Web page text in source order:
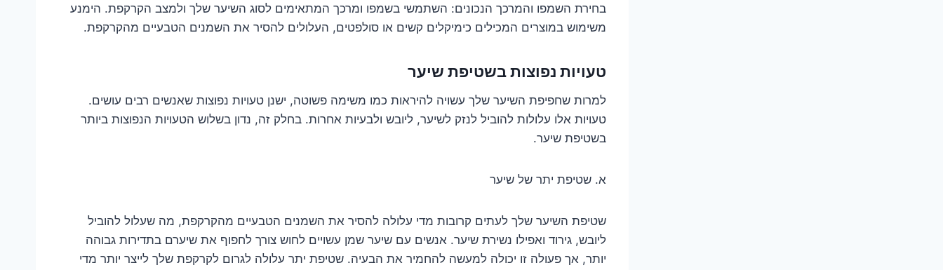
בחירת השמפו והמרכך הנכונים: השתמשי בשמפו ומרכך המתאימים לסוג השיער שלך ולמצב הקרקפת. הימנע
משימוש במוצרים המכילים כימיקלים קשים או סולפטים, העלולים להסיר את השמנים הטבעיים מהקרקפת.
טעויות נפוצות בשטיפת שיער
למרות שחפיפת השיער שלך עשויה להיראות כמו משימה פשוטה, ישנן טעויות נפוצות שאנשים רבים עושים.
טעויות אלו עלולות להוביל לנזק לשיער, ליובש ולבעיות אחרות. בחלק זה, נדון בשלוש הטעויות הנפוצות ביותר
בשטיפת שיער.
א. שטיפת יתר של שיער
שטיפת השיער שלך לעתים קרובות מדי עלולה להסיר את השמנים הטבעיים מהקרקפת, מה שעלול להוביל
ליובש, גירוד ואפילו נשירת שיער. אנשים עם שיער שמן עשויים לחוש צורך לחפוף את שיערם בתדירות גבוהה
יותר, אך פעולה זו יכולה למעשה להחמיר את הבעיה. שטיפת יתר עלולה לגרום לקרקפת שלך לייצר יותר מדי